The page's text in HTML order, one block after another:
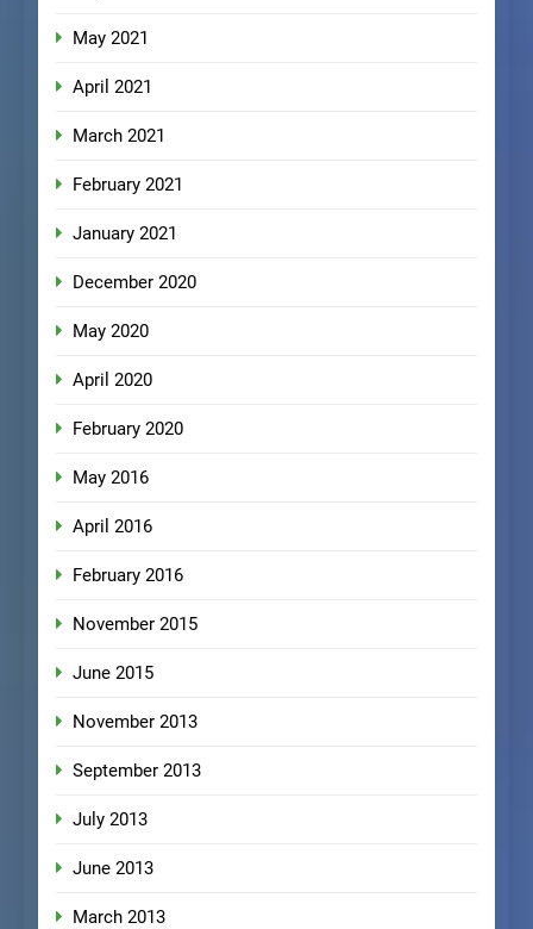
May 2021
April 2021
March 2021
February 2021
January 2021
December 2020
May 2020
April 2020
February 2020
May 2016
April 2016
February 2016
November 2015
June 2015
November 2013
September 2013
July 2013
June 2013
March 2013